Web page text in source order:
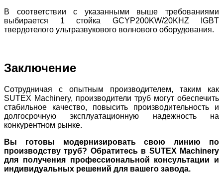
В соответствии с указанными выше требованиями
выбирается 1 стойка GCYP200KW/20KHZ IGBT
твердотелого ультразвукового волнового оборудования.
Заключение
Сотрудничая с опытным производителем, таким как
SUTEX Machinery, производители труб могут обеспечить
стабильное качество, повысить производительность и
долгосрочную эксплуатационную надежность на
конкурентном рынке.
Вы готовы модернизировать свою линию по
производству труб? Обратитесь в SUTEX Machinery
для получения профессиональной консультации и
индивидуальных решений для вашего завода.